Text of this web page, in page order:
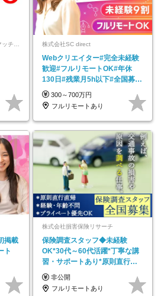
株式会社SC direct
Webクリエイター#完全未経験
歓迎#フルリモートOK#年休
130日#残業月5h以下#全国募集
#最大1年の研修
300～700万円
フルリモートあり
掲載
ト
株式会社損害保険リサーチ
保険調査スタッフ◆未経験
OK*30代～60代活躍*丁寧な講
習・サポートあり*原則直行直
帰／全国募集・業務委託
非公開
フルリモートあり